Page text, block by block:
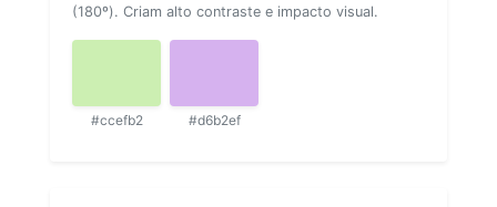
(180º). Criam alto contraste e impacto visual.
#ccefb2 #d6b2ef